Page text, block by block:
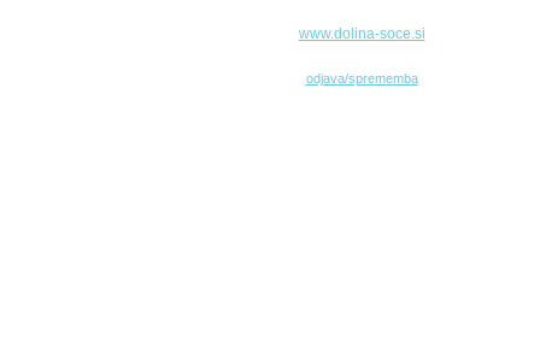
www.dolina-soce.si
odjava/sprememba